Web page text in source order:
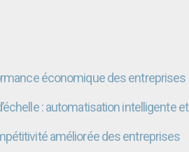
économique des entreprises
: automatisation intelligente
améliorée des entreprises